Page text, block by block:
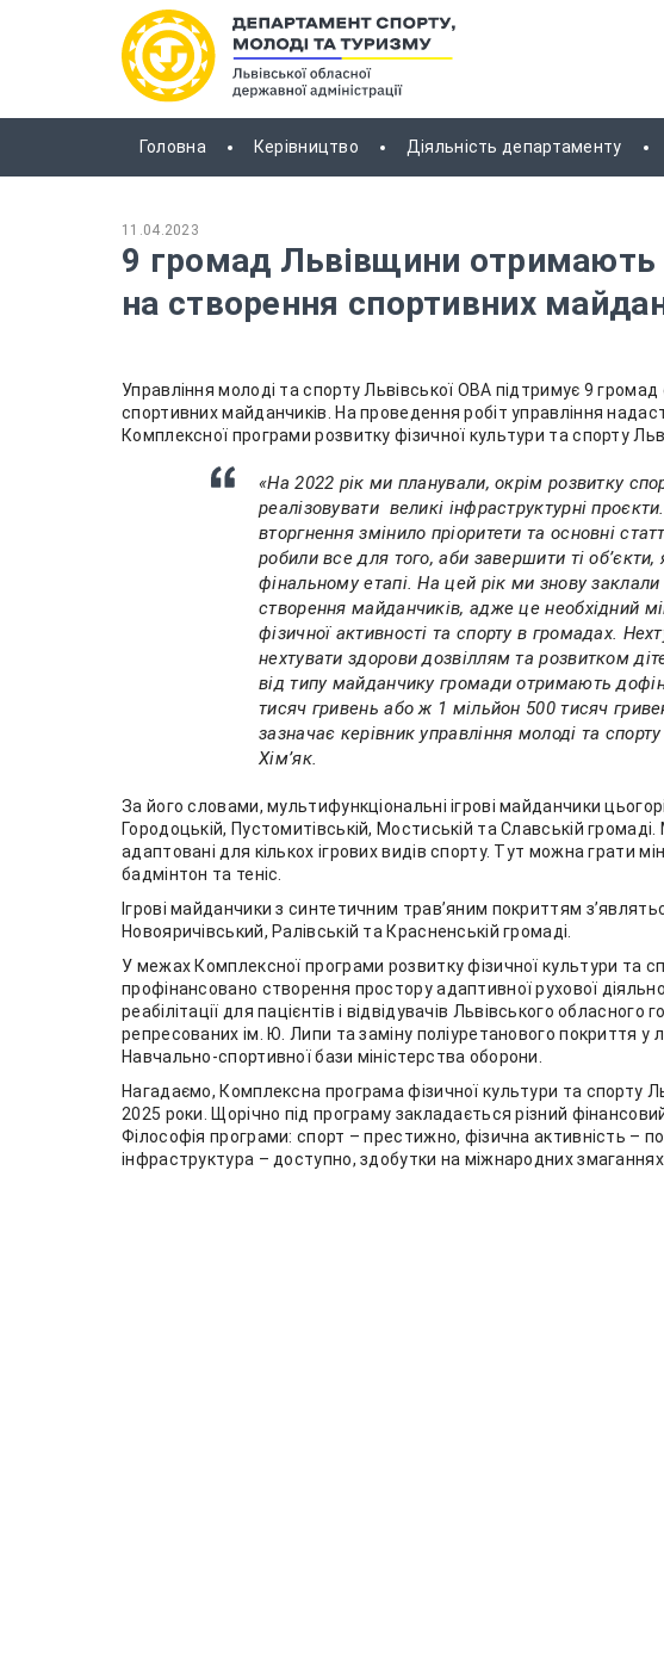
Головна Керівництво Діяльність департаменту
11.04.2023
9 громад Львівщини отримають
на створення спортивних
Управління молоді та спорту Львівської ОВА підтримує 9 громад
спортивних майданчиків. На проведення робіт управління
Комплексної програми розвитку фізичної культури та спорту
«На 2022 рік ми планували, окрім розвитку
реалізовувати великі інфраструктурні
вторгнення змінило пріоритети та основні
робили все для того, аби завершити ті об’єкти,
фінальному етапі. На цей рік ми знову
створення майданчиків, адже це необхідний
фізичної активності та спорту в громадах.
нехтувати здорови дозвіллям та розвитком
від типу майданчику громади отримають
тисяч гривень або ж 1 мільйон 500 тисяч
зазначає керівник управління молоді та
Хім’як.
За його словами, мультифункціональні ігрові майданчики
Городоцькій, Пустомитівській, Мостиській та Славській
адаптовані для кількох ігрових видів спорту. Тут можна грати
бадмінтон та теніс.
Ігрові майданчики з синтетичним трав’яним покриттям
Новояричівський, Ралівській та Красненській громаді.
У межах Комплексної програми розвитку фізичної культури та
профінансовано створення простору адаптивної рухової
реабілітації для пацієнтів і відвідувачів Львівського обласного
репресованих ім. Ю. Липи та заміну поліуретанового покриття у
Навчально-спортивної бази міністерства оборони.
Нагадаємо, Комплексна програма фізичної культури та спорту
2025 роки. Щорічно під програму закладається різний
Філософія програми: спорт – престижно, фізична активність –
інфраструктура – доступно, здобутки на міжнародних змаганнях